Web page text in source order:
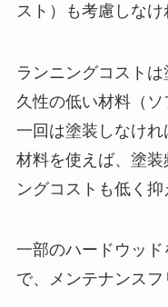
スト）も考慮しなけ
ランニングコスト
久性の低い材料（
一回は塗装しなけ
材料を使えば、塗
ングコストも低く抑
一部のハードウッ
で、メンテナンスフ